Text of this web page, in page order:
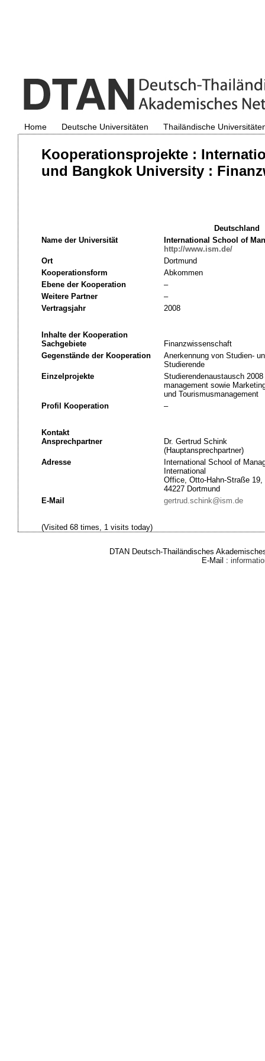
Home Deutsche Universitäten Thailändische
Kooperationsprojekte :
und Bangkok University :
Deutschland
Name der Universität
International School of
http://www.ism.de/
Ort
Dortmund
Kooperationsform
Abkommen
Ebene der Kooperation
–
Weitere Partner
–
Vertragsjahr
2008
Inhalte der Kooperation
Sachgebiete
Finanzwissenschaft
Gegenstände der Kooperation
Anerkennung von Studien-
Studierende
Einzelprojekte
Studierendenaustausch
management sowie
und Tourismusmanagement
Profil Kooperation
–
Kontakt
Ansprechpartner
Dr. Gertrud Schink
(Hauptansprechpartner)
Adresse
International School of
International
Office, Otto-Hahn-Straße 19,
44227 Dortmund
E-Mail
gertrud.schink@ism.de
(Visited 68 times, 1 visits today)
DTAN Deutsch-Thailändisches
E-Mail :